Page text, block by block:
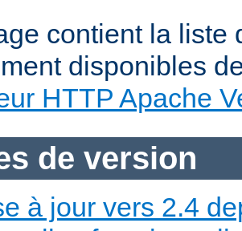
contient la liste
disponibles
HTTP Apache
de version
à jour vers 2.4